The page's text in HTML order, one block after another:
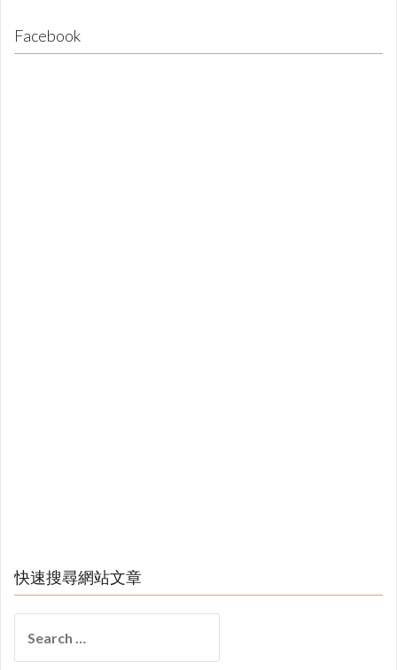
Facebook
快速搜尋網站文章
for: